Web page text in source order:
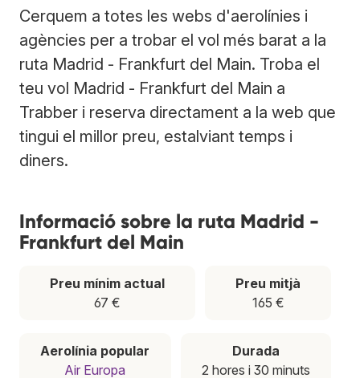
Cerquem a totes les webs d'aerolínies i
agències per a trobar el vol més barat a la
ruta Madrid - Frankfurt del Main. Troba el
teu vol Madrid - Frankfurt del Main a
Trabber i reserva directament a la web que
tingui el millor preu, estalviant temps i
diners.
Informació sobre la ruta Madrid -
Frankfurt del Main
Preu mínim actual
67 €
Preu mitjà
165 €
Aerolínia popular
Air Europa
Durada
2 hores i 30 minuts